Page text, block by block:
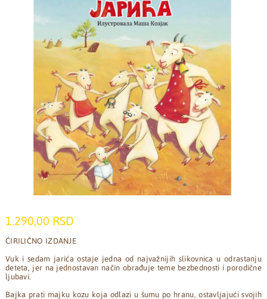
1.290,00 RSD
ĆIRILIČNO IZDANJE
Vuk i sedam jarića ostaje jedna od najvažnijih slikovnica u odrastanju
deteta, jer na jednostavan način obrađuje teme bezbednosti i porodične
ljubavi.
Bajka prati majku kozu koja odlazi u šumu po hranu, ostavljajući svojih